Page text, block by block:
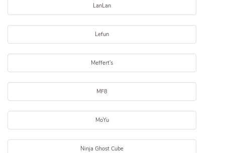
LanLan
Lefun
Meffert's
MF8
MoYu
Ninja Ghost Cube